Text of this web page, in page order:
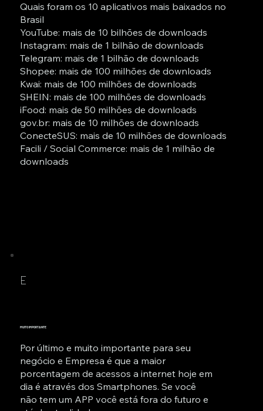
Quais foram os 10 aplicativos mais baixados no
Brasil
YouTube: mais de 10 bilhões de downloads
Instagram: mais de 1 bilhão de downloads
Telegram: mais de 1 bilhão de downloads
Shopee: mais de 100 milhões de downloads
Kwai: mais de 100 milhões de downloads
SHEIN: mais de 100 milhões de downloads
iFood: mais de 50 milhões de downloads
gov.br: mais de 10 milhões de downloads
ConecteSUS: mais de 10 milhões de downloads
Facili / Social Commerce: mais de 1 milhão de
downloads
E
MUITO IMPORTANTE
Por último e muito importante para seu
negócio e Empresa é que a maior
porcentagem de acessos a internet hoje em
dia é através dos Smartphones. Se você
não tem um APP você está fora do futuro e